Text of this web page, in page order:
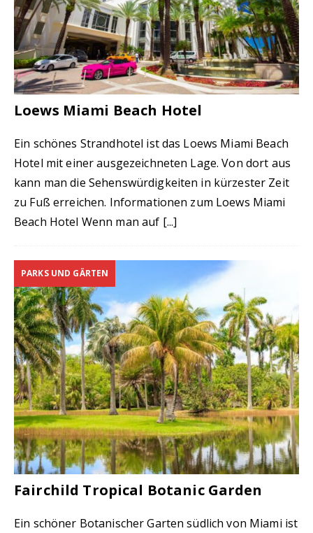
Loews Miami Beach Hotel
Ein schönes Strandhotel ist das Loews Miami Beach
Hotel mit einer ausgezeichneten Lage. Von dort aus
kann man die Sehenswürdigkeiten in kürzester Zeit
zu Fuß erreichen. Informationen zum Loews Miami
Beach Hotel Wenn man auf [...]
Fairchild Tropical Botanic Garden
PARKS UND GÄRTEN
Ein schöner Botanischer Garten südlich von Miami ist